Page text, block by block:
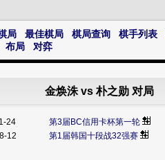
局 最佳棋局 棋局查询 棋手列表
布局 对弈
金焕洙 vs 朴之勋 对局
24 第3届BC信用卡杯第一轮
12 第1届韩国十段战32强赛